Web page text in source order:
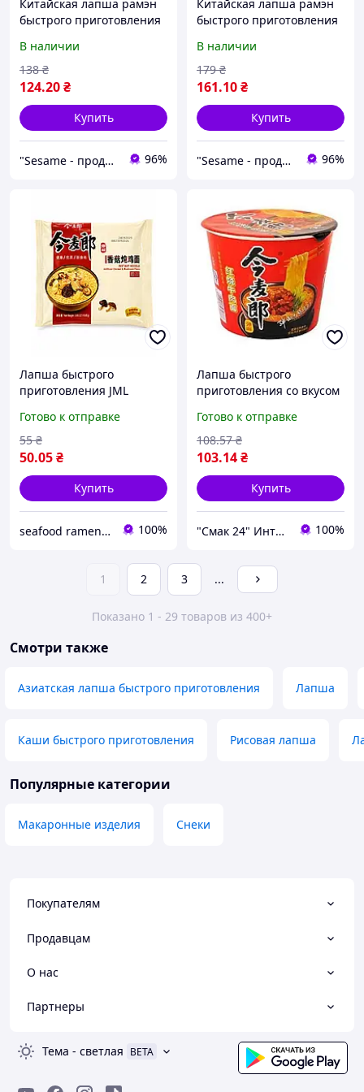
Китайская лапша рамэн
быстрого приготовления
INSTANT NOODLE 109г
В наличии
124.20₴
138 ₴
Купить
"Sesame - продукты из Вьетнама и Азии" 96%
Китайская лапша рамэн
быстрого приготовления
Noodle 109г
В наличии
161.10₴
179 ₴
Купить
"Sesame - продукты из Вьетнама и Азии" 96%
Лапша быстрого
приготовления JML
курицы и грибов 109г
Готово к отправке
50.05₴
55 ₴
Купить
seafood ramen market 100%
Лапша быстрого
приготовления со вкусом
Готово к отправке
103.14₴
108.57 ₴
Купить
"Смак 24" Интернет-магазин 100%
1 2 3 ...
Показано 1 - 29 товаров из 400+
Смотри также
Азиатская лапша быстрого приготовления Лапша
Каши быстрого приготовления Рисовая лапша
Популярные категории
Макаронные изделия Снеки
Покупателям
Продавцам
О нас
Партнеры
Тема - светлая BETA